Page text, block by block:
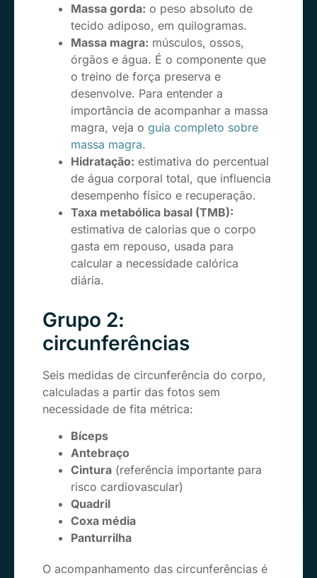
Massa gorda: o peso absoluto de
tecido adiposo, em quilogramas.
Massa magra: músculos, ossos,
órgãos e água. É o componente que
o treino de força preserva e
desenvolve. Para entender a
importância de acompanhar a massa
magra, veja o guia completo sobre
massa magra.
Hidratação: estimativa do percentual
de água corporal total, que influencia
desempenho físico e recuperação.
Taxa metabólica basal (TMB):
estimativa de calorias que o corpo
gasta em repouso, usada para
calcular a necessidade calórica
diária.
Grupo 2:
circunferências
Seis medidas de circunferência do corpo,
calculadas a partir das fotos sem
necessidade de fita métrica:
Bíceps
Antebraço
Cintura (referência importante para
risco cardiovascular)
Quadril
Coxa média
Panturrilha
O acompanhamento das circunferências é